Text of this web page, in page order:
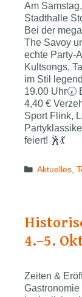
Am
Stadthalle
Bei der
The Savoy
echte Party-
Kultsongs,
im Stil
19.00 Uhr🕢
4,40 €
Sport Flink,
feiert! 🕺💃
Categories
Aktuelles ,
4.–5.
Zeiten &